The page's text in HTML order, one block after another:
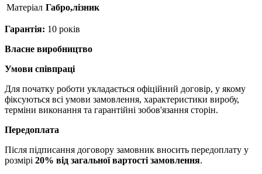
Матерiал Габро,лізник
Гарантія: 10 років
Власне виробництво
Умови співпраці
Для початку роботи укладається офіційний договір, у якому
фіксуються всі умови замовлення, характеристики виробу,
терміни виконання та гарантійні зобов'язання сторін.
Передоплата
Після підписання договору замовник вносить передоплату у
розмірі 20% від загальної вартості замовлення.